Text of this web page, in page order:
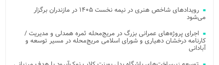
رویدادهای شاخص هنری در نیمه نخست ۱۴۰۵ در مازندران برگزار
می‌شود
اجرای پروژه‌های عمرانی بزرگ در مریج‌محله ثمره همدلی و مدیریت /
کارنامه درخشان دهیاری و شورای اسلامی مریج‌محله در مسیر توسعه و
آبادانی